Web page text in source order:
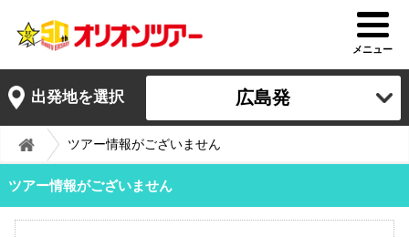
メニュー
出発地を選択 広島発
ツアー情報がございません
ツアー情報がございません